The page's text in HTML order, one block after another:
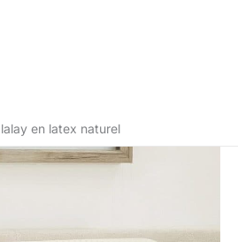
en latex naturel